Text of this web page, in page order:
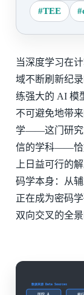
#TEE
当深度学习在
域不断刷新纪
练强大的 AI 模
不可避免地带
学——这门研究
信的学科——恰
上日益可行的
码学本身：从
正在成为密码
双向交叉的全景